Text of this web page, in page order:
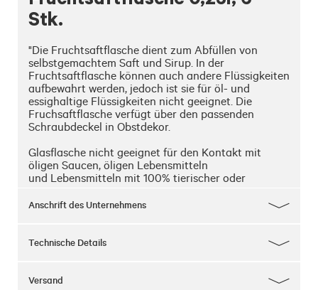
Stk.
"Die Fruchtsaftflasche dient zum Abfüllen von
selbstgemachtem Saft und Sirup. In der
Fruchtsaftflasche können auch andere Flüssigkeiten
aufbewahrt werden, jedoch ist sie für öl- und
essighaltige Flüssigkeiten nicht geeignet. Die
Fruchsaftflasche verfügt über den passenden
Schraubdeckel in Obstdekor.
Glasflasche nicht geeignet für den Kontakt mit
öligen Saucen, öligen Lebensmitteln
und Lebensmitteln mit 100% tierischer oder
Verantwortung des Abfüllers, dass nur saubere
FlascheGläser für Pasteurisation und Sterilisation
Anschrift des Unternehmens
Technische Details
Versand